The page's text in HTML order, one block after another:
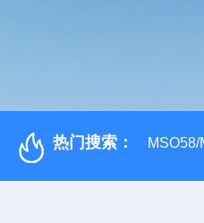
热门搜索：